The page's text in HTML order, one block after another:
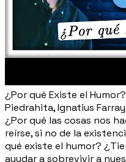
¿Por qué Existe el
Piedrahita, Ignatius
¿Por qué las cosas nos
reírse, si no de la
qué existe el humor?
ayudar a sobrevivir a